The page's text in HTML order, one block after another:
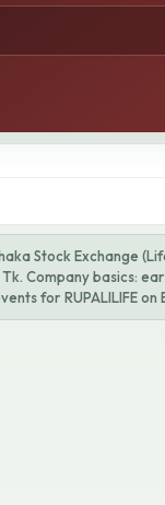
Stock Exchange
Tk. Company basics:
for RUPALILIFE on